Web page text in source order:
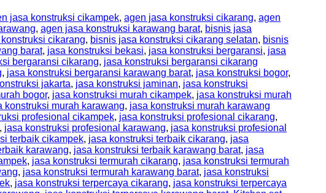
jasa konstruksi cikampek, agen jasa konstruksi cikarang, agen
, agen jasa konstruksi karawang barat, bisnis jasa
cikarang, bisnis jasa konstruksi cikarang selatan, bisnis
barat, jasa konstruksi bekasi, jasa konstruksi bergaransi, jasa
bergaransi cikarang, jasa konstruksi bergaransi cikarang
, jasa konstruksi bergaransi karawang barat, jasa konstruksi bogor,
jakarta, jasa konstruksi jaminan, jasa konstruksi
bogor, jasa konstruksi murah cikampek, jasa konstruksi murah
konstruksi murah karawang, jasa konstruksi murah karawang
profesional cikampek, jasa konstruksi profesional cikarang,
, jasa konstruksi profesional karawang, jasa konstruksi profesional
terbaik cikampek, jasa konstruksi terbaik cikarang, jasa
karawang, jasa konstruksi terbaik karawang barat, jasa
, jasa konstruksi termurah cikarang, jasa konstruksi termurah
, jasa konstruksi termurah karawang barat, jasa konstruksi
, jasa konstruksi terpercaya cikarang, jasa konstruksi terpercaya